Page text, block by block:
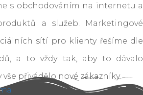
s obchodováním na internetu a
a služeb. Marketingové
sítí pro klienty řešíme dle
a to vždy tak, aby to dávalo
vše přivádělo nové zákazníky.